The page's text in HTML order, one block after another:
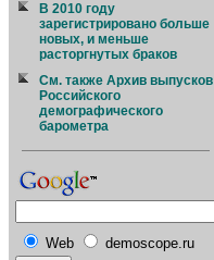
В 2010 году
зарегистрировано больше
новых, и меньше
расторгнутых браков
См. также Архив выпусков
Российского
демографического
барометра
Web demoscope.ru